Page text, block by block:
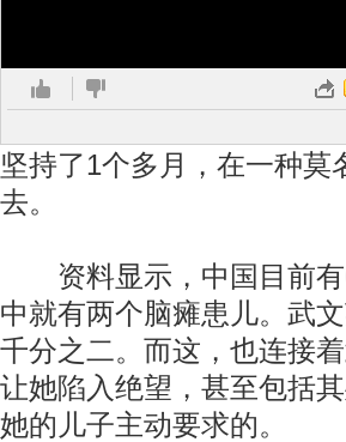
坚持了1个多月，在一种
去。
资料显示，中国目前有
中就有两个脑瘫患儿。武
千分之二。而这，也连接
让她陷入绝望，甚至包括
她的儿子主动要求的。